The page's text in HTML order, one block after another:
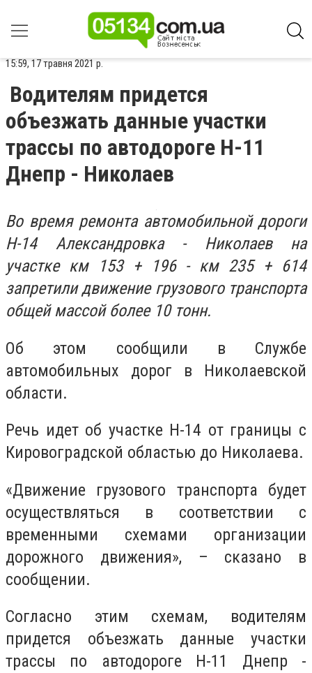
15:59, 17 травня 2021 р.
Водителям придется
объезжать данные участки
трассы по автодороге Н-11
Днепр - Николаев
Во время ремонта автомобильной дороги
Н-14 Александровка - Николаев на
участке км 153 + 196 - км 235 + 614
запретили движение грузового транспорта
общей массой более 10 тонн.
Об этом сообщили в Службе
автомобильных дорог в Николаевской
области.
Речь идет об участке Н-14 от границы с
Кировоградской областью до Николаева.
«Движение грузового транспорта будет
осуществляться в соответствии с
временными схемами организации
дорожного движения», – сказано в
сообщении.
Согласно этим схемам, водителям
придется объезжать данные участки
трассы по автодороге Н-11 Днепр -